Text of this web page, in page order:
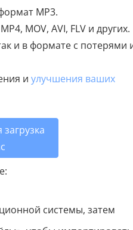
MP3.
MOV, AVI, FLV и других.
и в формате с потерями
и улучшения ваших
системы, затем